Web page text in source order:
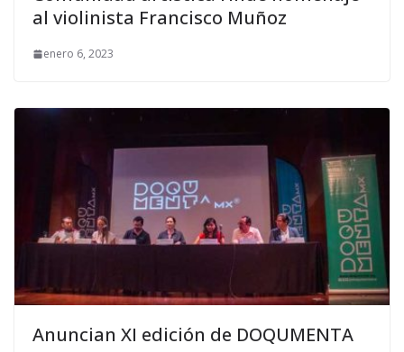
al violinista Francisco Muñoz
enero 6, 2023
Anuncian XI edición de DOQUMENTA